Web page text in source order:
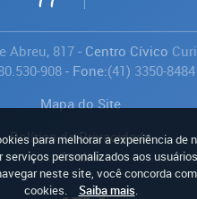
Abreu, 817- Centro Cívico
908- Fone:(41) 3350-8484
Mapa do Site
Política de Privacidade
Avaliar
para melhorar a experiência de
serviços personalizados aos
neste site, você concorda
cookies.
Saiba mais.